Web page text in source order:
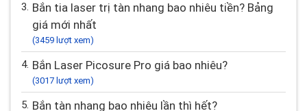
3. Bắn tia laser trị tàn nhang bao nhiêu tiền? Bảng
giá mới nhất
(3459 lượt xem)
4. Bắn Laser Picosure Pro giá bao nhiêu?
(3017 lượt xem)
5. Bắn tàn nhang bao nhiêu lần thì hết?